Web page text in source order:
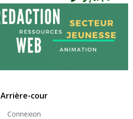
Arrière-cour
Connexion